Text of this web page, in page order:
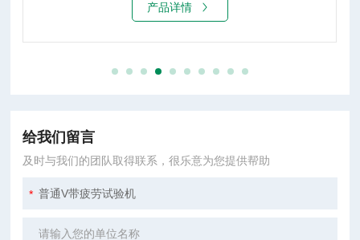
产品详情
给我们留言
及时与我们的团队取得联系，很乐意为您提供帮助